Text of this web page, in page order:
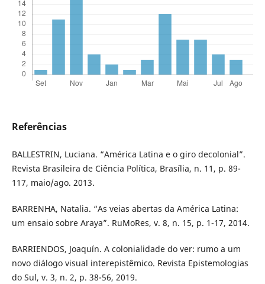
Referências
BALLESTRIN, Luciana. “América Latina e o giro decolonial”.
Revista Brasileira de Ciência Política, Brasília, n. 11, p. 89-
117, maio/ago. 2013.
BARRENHA, Natalia. “As veias abertas da América Latina:
um ensaio sobre Araya”. RuMoRes, v. 8, n. 15, p. 1-17, 2014.
BARRIENDOS, Joaquín. A colonialidade do ver: rumo a um
novo diálogo visual interepistêmico. Revista Epistemologias
do Sul, v. 3, n. 2, p. 38-56, 2019.